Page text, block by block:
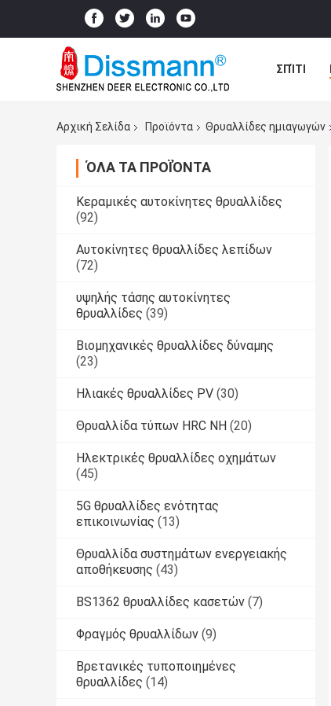
ΣΠΊΤΙ
Αρχική Σελίδα
Προϊόντα Θρυαλλίδες ημιαγωγών
ΌΛΑ ΤΑ ΠΡΟΪΌΝΤΑ
Κεραμικές αυτοκίνητες θρυαλλίδες
(92)
Αυτοκίνητες θρυαλλίδες λεπίδων
(72)
υψηλής τάσης αυτοκίνητες
θρυαλλίδες (39)
Βιομηχανικές θρυαλλίδες δύναμης
(23)
Ηλιακές θρυαλλίδες PV (30)
Θρυαλλίδα τύπων HRC NH (20)
Ηλεκτρικές θρυαλλίδες οχημάτων
(45)
5G θρυαλλίδες ενότητας
επικοινωνίας (13)
Θρυαλλίδα συστημάτων ενεργειακής
αποθήκευσης (43)
BS1362 θρυαλλίδες κασετών (7)
Φραγμός θρυαλλίδων (9)
Βρετανικές τυποποιημένες
θρυαλλίδες (14)